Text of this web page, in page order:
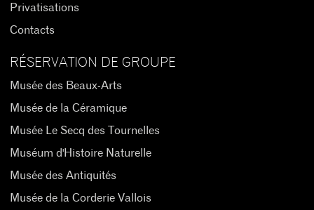
Privatisations
Contacts
RÉSERVATION DE GROUPE
Musée des Beaux-Arts
Musée de la Céramique
Musée Le Secq des Tournelles
Muséum d'Histoire Naturelle
Musée des Antiquités
Musée de la Corderie Vallois